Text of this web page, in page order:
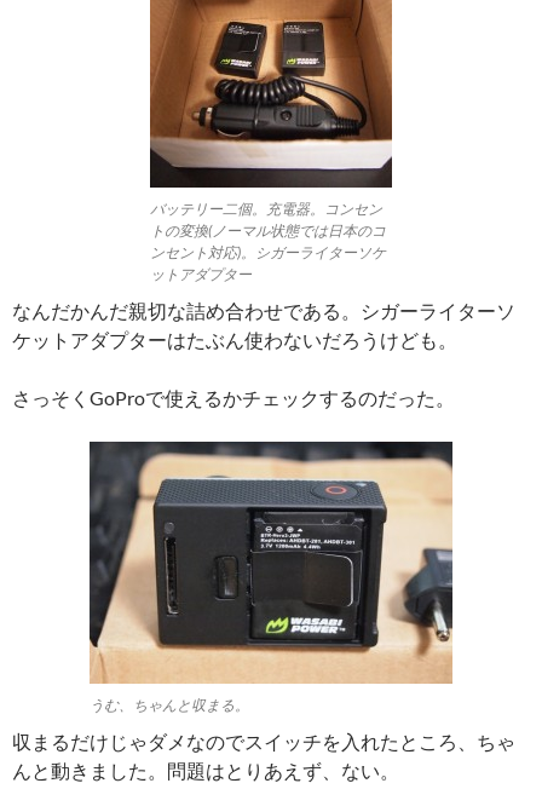
バッテリー二個。充電器。コンセン
トの変換(ノーマル状態では日本のコ
ンセント対応)。シガーライターソケ
ットアダプター
なんだかんだ親切な詰め合わせである。シガーライターソ
ケットアダプターはたぶん使わないだろうけども。
さっそくGoProで使えるかチェックするのだった。
うむ、ちゃんと収まる。
収まるだけじゃダメなのでスイッチを入れたところ、ちゃ
んと動きました。問題はとりあえず、ない。